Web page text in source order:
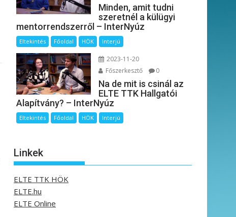
Minden, amit tudni
szeretnél a külügyi
mentorrendszerről – InterNyúz
Eltekintés Főoldal HÖK Interjú
2023-11-20
Főszerkesztő
0
Na de mit is csinál az
ELTE TTK Hallgatói
Alapítvány? – InterNyúz
Eltekintés Főoldal HÖK Interjú
Linkek
ELTE TTK HÖK
ELTE.hu
ELTE Online